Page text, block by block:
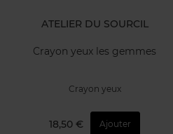
ATELIER DU SOURCIL
Crayon yeux les gemmes
Crayon yeux
18,50 € Ajouter